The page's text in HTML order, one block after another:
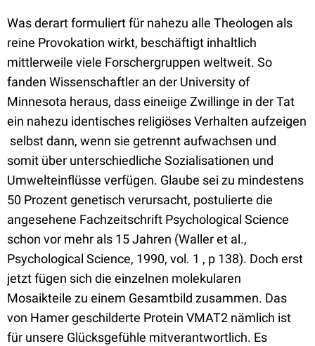
Was derart formuliert für nahezu alle Theologen als
reine Provokation wirkt, beschäftigt inhaltlich
mittlerweile viele Forschergruppen weltweit. So
fanden Wissenschaftler an der University of
Minnesota heraus, dass eineiige Zwillinge in der Tat
ein nahezu identisches religiöses Verhalten aufzeigen
 selbst dann, wenn sie getrennt aufwachsen und
somit über unterschiedliche Sozialisationen und
Umwelteinflüsse verfügen. Glaube sei zu mindestens
50 Prozent genetisch verursacht, postulierte die
angesehene Fachzeitschrift Psychological Science
schon vor mehr als 15 Jahren (Waller et al.,
Psychological Science, 1990, vol. 1 , p 138). Doch erst
jetzt fügen sich die einzelnen molekularen
Mosaikteile zu einem Gesamtbild zusammen. Das
von Hamer geschilderte Protein VMAT2 nämlich ist
für unsere Glücksgefühle mitverantwortlich. Es